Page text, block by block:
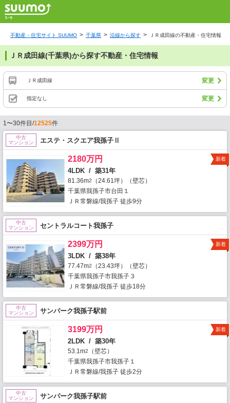
不動産・住宅サイト SUUMO 千葉県 沿線から探す ＪＲ成田線の不動産・住宅情報
ＪＲ成田線(千葉県)から探す不動産・住宅情報
ＪＲ成田線 変更
指定なし 変更
1〜30件目/12525件
中古
マンション
エステ・スクエア我孫子Ⅱ
2180万円
4LDK / 築31年
81.36m2
（24.61坪）（壁芯）
千葉県我孫子市台田１
ＪＲ常磐線/我孫子 徒歩9分
新着
中古
マンション
セントラルコート我孫子
2399万円
3LDK / 築38年
77.47m2
（23.43坪）（壁芯）
千葉県我孫子市我孫子３
ＪＲ常磐線/我孫子 徒歩18分
新着
中古
マンション
サンパーク我孫子駅前
3199万円
2LDK / 築30年
53.1m2
（壁芯）
千葉県我孫子市我孫子１
ＪＲ常磐線/我孫子 徒歩2分
新着
中古
マンション
サンパーク我孫子駅前